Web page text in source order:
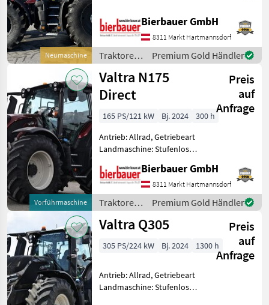
Neumaschine
Zapfwellendrehzahl:
540E/1000,
Höchstgeschwindigkeit in
km/h: 40 km/h, Aufladung:
Turb
Bierbauer GmbH
8311 Markt Hartmannsdorf
Traktoren
/ Valtra
Premium Gold Händler
Vorführmaschine
Valtra N175
Direct
Preis
auf
Anfrage
165 PS/121 kW Bj. 2024
300 h
Antrieb: Allrad, Getriebeart
Landmaschine: Stufenloses
Zapfwellendrehzahl:
540/1000,
Höchstgeschwindigkeit in
km/h: 50 km/h, Aufladung:
Turbo
Bierbauer GmbH
8311 Markt Hartmannsdorf
Traktoren
/ Valtra
Premium Gold Händler
Valtra Q305
Preis
auf
Anfrage
305 PS/224 kW Bj. 2024 1300 h
Antrieb: Allrad, Getriebeart
Landmaschine: Stufenloses